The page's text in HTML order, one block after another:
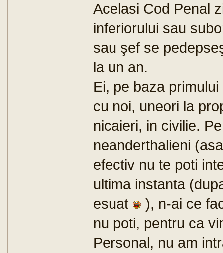
Acelasi Cod Penal
inferiorului sau
sau şef se
la un an.
Ei, pe baza
cu noi, uneori la
nicaieri, in civilie.
neanderthalieni
efectiv nu te poti
ultima instanta
esuat
), n-ai ce
nu poti, pentru ca
Personal, nu am